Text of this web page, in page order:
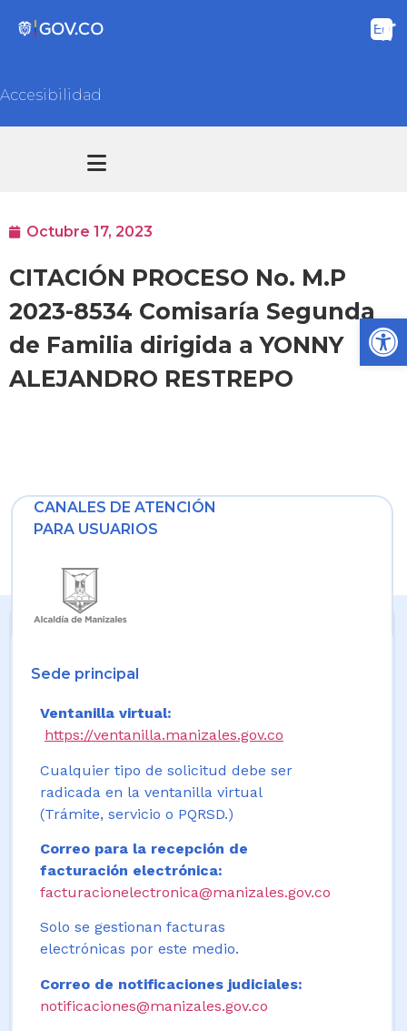
Accesibilidad
Octubre 17, 2023
CITACIÓN PROCESO No. M.P
2023-8534 Comisaría Segunda
de Familia dirigida a YONNY
ALEJANDRO RESTREPO
CANALES DE ATENCIÓN
PARA USUARIOS
Sede principal
Ventanilla virtual:
https://ventanilla.manizales.gov.co
Cualquier tipo de solicitud debe ser
radicada en la ventanilla virtual
(Trámite, servicio o PQRSD.)
Correo para la recepción de
facturación electrónica:
facturacionelectronica@manizales.gov.co
Solo se gestionan facturas
electrónicas por este medio.
Correo de notificaciones judiciales:
notificaciones@manizales.gov.co